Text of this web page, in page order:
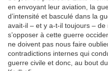
en envoyant leur aviation, la
d’intensité et basculé dans la
avait-il – et y a-t-il toujours –
s’opposer à cette guerre
ne doivent pas nous faire
contradictions internes qui
guerre civile et donc, au bout